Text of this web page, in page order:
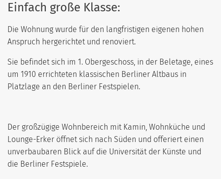
Einfach große Klasse:
Die Wohnung wurde für den langfristigen eigenen hohen
Anspruch hergerichtet und renoviert.
Sie befindet sich im 1. Obergeschoss, in der Beletage, eines
um 1910 errichteten klassischen Berliner Altbaus in
Platzlage an den Berliner Festspielen.
Der großzügige Wohnbereich mit Kamin, Wohnküche und
Lounge-Erker öffnet sich nach Süden und offeriert einen
unverbaubaren Blick auf die Universität der Künste und
die Berliner Festspiele.